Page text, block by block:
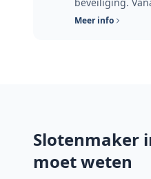
Meer info
Slotenmaker
moet weten